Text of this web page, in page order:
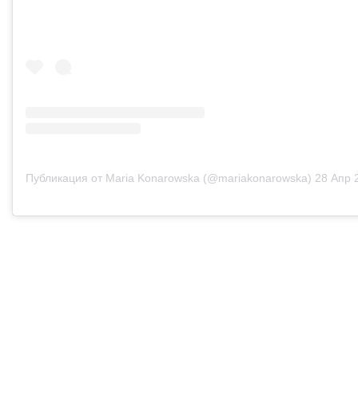
Публикация от Maria Konarowska (@mariakonarowska) 28 Апр